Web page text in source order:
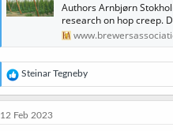
Authors Arnbjørn
research on hop creep.
R
e
a
k
Steinar Tegneby
12 Feb 2023